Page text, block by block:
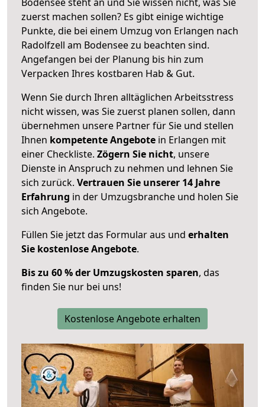
zuerst machen sollen? Es gibt einige wichtige
Punkte, die bei einem Umzug von Erlangen nach
Radolfzell am Bodensee zu beachten sind.
Angefangen bei der Planung bis hin zum
Verpacken Ihres kostbaren Hab & Gut.
Wenn Sie durch Ihren alltäglichen Arbeitsstress
nicht wissen, was Sie zuerst planen sollen, dann
übernehmen unsere Partner für Sie und stellen
Ihnen kompetente Angebote in Erlangen mit
einer Checkliste. Zögern Sie nicht, unsere
Dienste in Anspruch zu nehmen und lehnen Sie
sich zurück. Vertrauen Sie unserer 14 Jahre
Erfahrung in der Umzugsbranche und holen Sie
sich Angebote.
Füllen Sie jetzt das Formular aus und erhalten
Sie kostenlose Angebote.
Bis zu 60 % der Umzugskosten sparen, das
finden Sie nur bei uns!
Kostenlose Angebote erhalten